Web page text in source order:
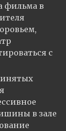
фильма в
с
в зале